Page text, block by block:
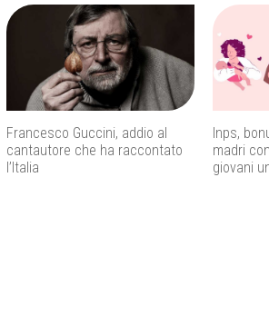
Francesco Guccini, addio al
cantautore che ha raccontato
l’Italia
Inps,
madri
giovani